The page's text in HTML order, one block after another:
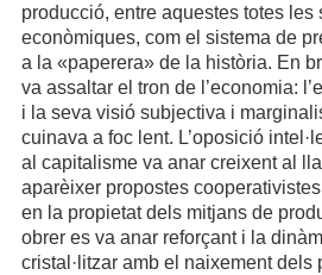
producció, entre aquestes totes les
econòmiques, com el sistema de
a la «paperera» de la història. En
va assaltar el tron de l’economia:
i la seva visió subjectiva i
cuinava a foc lent. L’oposició
al capitalisme va anar creixent al
aparèixer propostes
en la propietat dels mitjans de
obrer es va anar reforçant i la
cristal·litzar amb el naixement dels